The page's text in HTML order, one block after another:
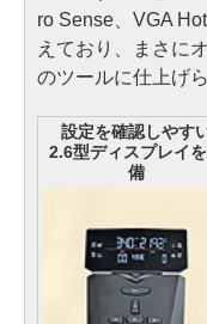
ro Sense、VGA
えており、まさに
のツールに仕上げ
設定を確認しやす
2.6型ディスプレイ
備